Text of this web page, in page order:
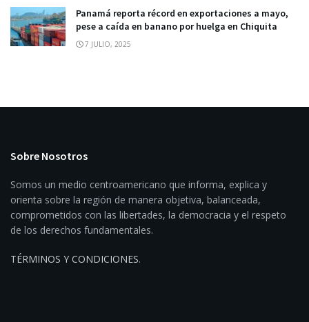
Panamá reporta récord en exportaciones a mayo,
pese a caída en banano por huelga en Chiquita
7 JULIO, 2025
Sobre Nosotros
Somos un medio centroamericano que informa, explica y
orienta sobre la región de manera objetiva, balanceada,
comprometidos con las libertades, la democracia y el respeto
de los derechos fundamentales.
TÉRMINOS Y CONDICIONES.